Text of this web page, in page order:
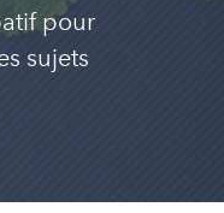
pour
sujets